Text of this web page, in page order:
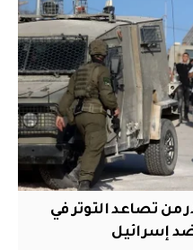
من تصاعد التوتر في
إسرائيل